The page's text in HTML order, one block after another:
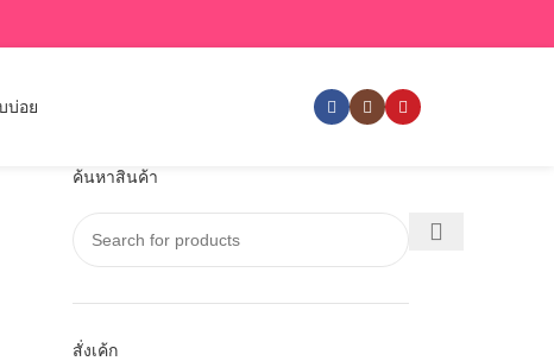
บ่อย
ค้นหาสินค้า
สั่งเค้ก